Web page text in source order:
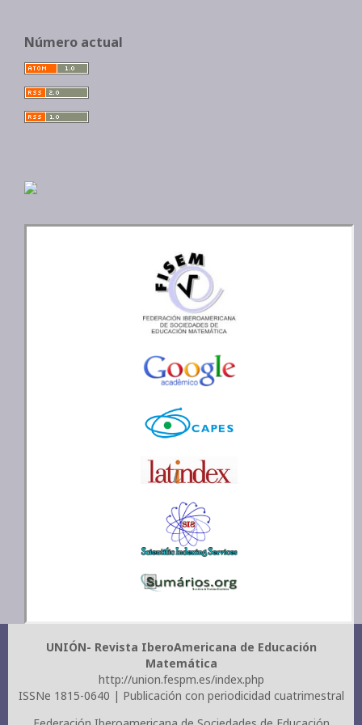
Número actual
UNIÓN- Revista IberoAmericana de Educación
Matemática
http://union.fespm.es/index.php
ISSNe 1815-0640 | Publicación con periodicidad cuatrimestral